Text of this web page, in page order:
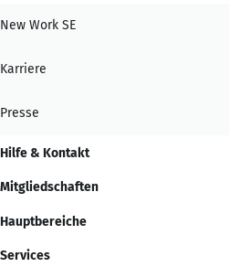
New Work SE
Karriere
Presse
Hilfe & Kontakt
Mitgliedschaften
Hauptbereiche
Services